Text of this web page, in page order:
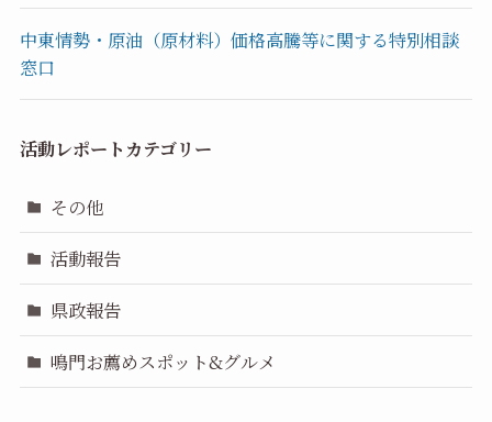
中東情勢・原油（原材料）価格高騰等に関する特別相談
窓口
活動レポートカテゴリー
その他
活動報告
県政報告
鳴門お薦めスポット&グルメ